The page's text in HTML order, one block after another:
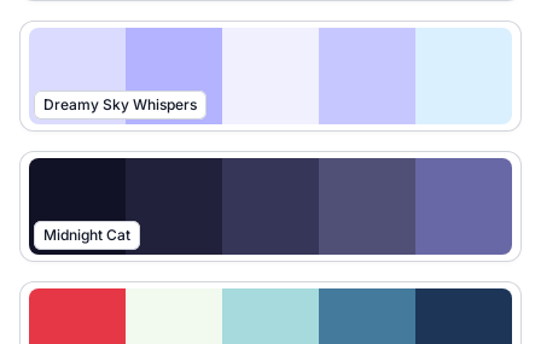
Dreamy Sky Whispers
Midnight Cat